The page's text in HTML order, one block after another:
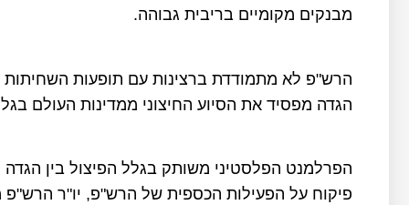
מבנקים מקומיים בריבית גבוהה.
הרש"פ לא מתמודדת ברצינות עם תופעות השחיתות
הגדה מפסיד את הסיוע החיצוני ממדינות העולם
הפרלמנט הפלסטיני משותק בגלל הפיצול בין
פיקוח על הפעילות הכספית של הרש"פ, יו"ר